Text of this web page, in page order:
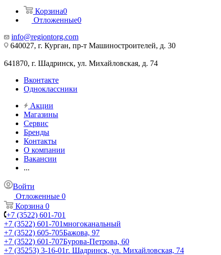
Корзина0
Отложенные0
info@regiontorg.com
640027, г. Курган, пр-т Машиностроителей, д. 30
641870, г. Шадринск, ул. Михайловская, д. 74
Вконтакте
Одноклассники
Акции
Магазины
Сервис
Бренды
Контакты
О компании
Вакансии
...
Войти
Отложенные 0
Корзина 0
+7 (3522) 601-701
+7 (3522) 601-701многоканальный
+7 (3522) 605-705Бажова, 97
+7 (3522) 601-707Бурова-Петрова, 60
+7 (35253) 3-16-01г. Шадринск, ул. Михайловская, 74